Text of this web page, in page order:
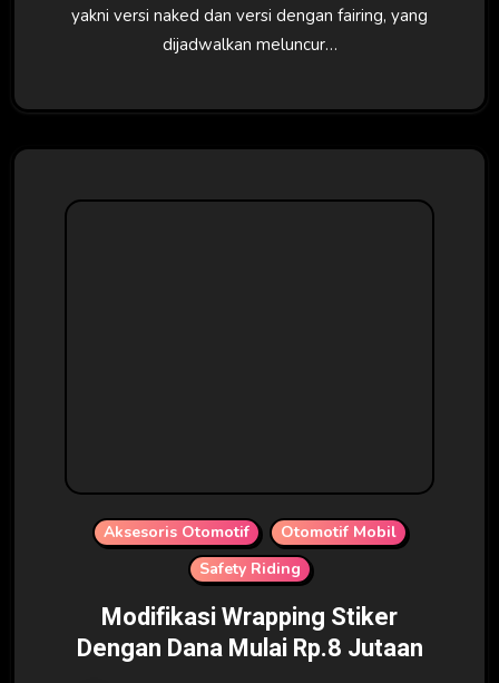
yakni versi naked dan versi dengan fairing, yang
dijadwalkan meluncur…
Aksesoris Otomotif
Otomotif Mobil
Safety Riding
Modifikasi Wrapping Stiker
Dengan Dana Mulai Rp.8 Jutaan